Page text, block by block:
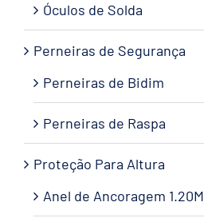
Óculos de Solda
Perneiras de Segurança
Perneiras de Bidim
Perneiras de Raspa
Proteção Para Altura
Anel de Ancoragem 1.20M